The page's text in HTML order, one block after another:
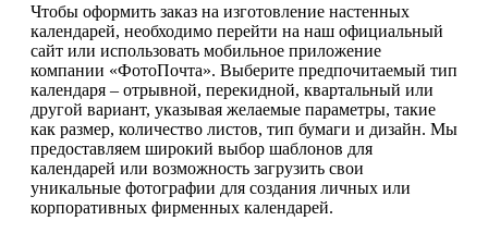
Чтобы оформить заказ на изготовление настенных
календарей, необходимо перейти на наш официальный
сайт или использовать мобильное приложение
компании «ФотоПочта». Выберите предпочитаемый тип
календаря – отрывной, перекидной, квартальный или
другой вариант, указывая желаемые параметры, такие
как размер, количество листов, тип бумаги и дизайн. Мы
предоставляем широкий выбор шаблонов для
календарей или возможность загрузить свои
уникальные фотографии для создания личных или
корпоративных фирменных календарей.